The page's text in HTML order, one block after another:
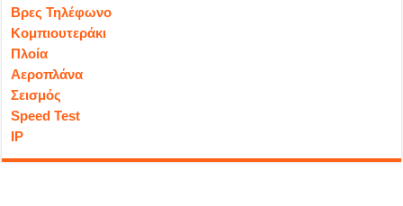
Βρες Τηλέφωνο
Κομπιουτεράκι
Πλοία
Αεροπλάνα
Σεισμός
Speed Test
IP